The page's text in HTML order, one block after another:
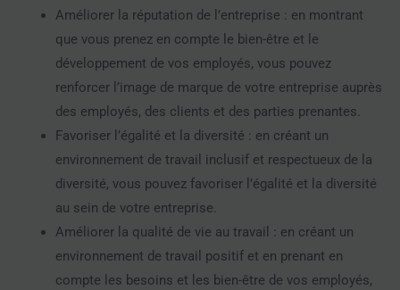
Améliorer la réputation de l’entreprise : en montrant
que vous prenez en compte le bien-être et le
développement de vos employés, vous pouvez
renforcer l’image de marque de votre entreprise auprès
des employés, des clients et des parties prenantes.
Favoriser l’égalité et la diversité : en créant un
environnement de travail inclusif et respectueux de la
diversité, vous pouvez favoriser l’égalité et la diversité
au sein de votre entreprise.
Améliorer la qualité de vie au travail : en créant un
environnement de travail positif et en prenant en
compte les besoins et les bien-être de vos employés,